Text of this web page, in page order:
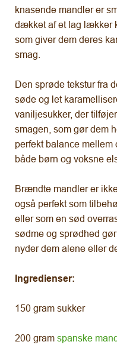
knasende mandler er
dækket af et lag lækker
som giver dem deres
smag.
Den sprøde tekstur fra
søde og let
vaniljesukker, der
smagen, som gør dem
perfekt balance mellem
både børn og voksne
Brændte mandler er
også perfekt som
eller som en sød
sødme og sprødhed
nyder dem alene eller
Ingredienser:
150 gram sukker
200 gram spanske